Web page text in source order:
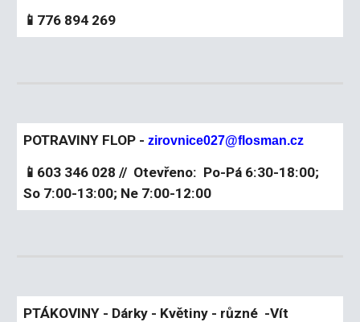
📱776 894 269
POTRAVINY FLOP -zirovnice027@flosman.cz
📱603 346 028 // Otevřeno: Po-Pá 6:30-18:00;
So 7:00-13:00; Ne 7:00-12:00
PTÁKOVINY - Dárky - Květiny - různé -Vít